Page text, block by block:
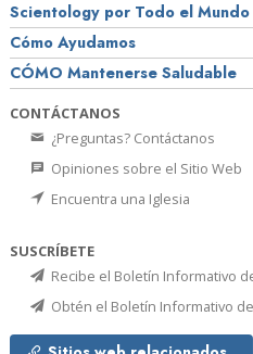
Scientology por Todo el Mundo
Cómo Ayudamos
CÓMO Mantenerse Saludable
CONTÁCTANOS
¿Preguntas? Contáctanos
Opiniones sobre el Sitio Web
Encuentra una Iglesia
SUSCRÍBETE
Recibe el Boletín Informativo
Obtén el Boletín Informativo